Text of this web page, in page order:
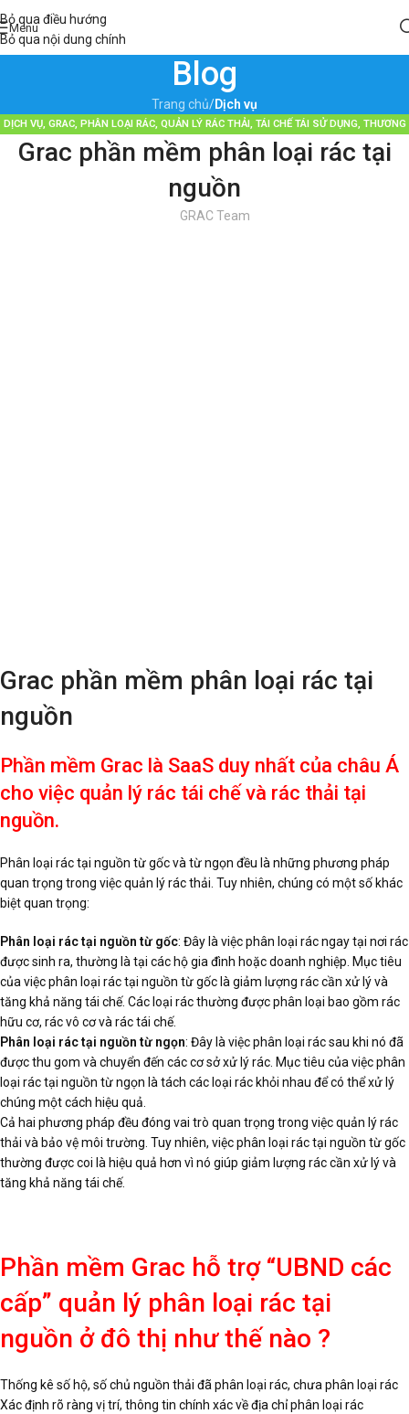
Bỏ qua điều hướng
Bỏ qua nội dung chính
Menu
Blog
Trang chủ/Dịch vụ
DỊCH VỤ, GRAC, PHÂN LOẠI RÁC, QUẢN LÝ RÁC THẢI, TÁI CHẾ TÁI SỬ DỤNG, THƯƠNG
HIỆU BỀN VỮNG
,TIN TỨC
Grac phần mềm phân loại rác tại
nguồn
GRAC Team
Grac phần mềm phân loại rác tại
nguồn
Phần mềm Grac là SaaS duy nhất của châu Á
cho việc quản lý rác tái chế và rác thải tại
nguồn.
Phân loại rác tại nguồn từ gốc và từ ngọn đều là những phương pháp
quan trọng trong việc quản lý rác thải. Tuy nhiên, chúng có một số khác
biệt quan trọng:
Phân loại rác tại nguồn từ gốc: Đây là việc phân loại rác ngay tại nơi rác
được sinh ra, thường là tại các hộ gia đình hoặc doanh nghiệp. Mục tiêu
của việc phân loại rác tại nguồn từ gốc là giảm lượng rác cần xử lý và
tăng khả năng tái chế. Các loại rác thường được phân loại bao gồm rác
hữu cơ, rác vô cơ và rác tái chế.
Phân loại rác tại nguồn từ ngọn: Đây là việc phân loại rác sau khi nó đã
được thu gom và chuyển đến các cơ sở xử lý rác. Mục tiêu của việc phân
loại rác tại nguồn từ ngọn là tách các loại rác khỏi nhau để có thể xử lý
chúng một cách hiệu quả.
Cả hai phương pháp đều đóng vai trò quan trọng trong việc quản lý rác
thải và bảo vệ môi trường. Tuy nhiên, việc phân loại rác tại nguồn từ gốc
thường được coi là hiệu quả hơn vì nó giúp giảm lượng rác cần xử lý và
tăng khả năng tái chế.
Phần mềm Grac hỗ trợ “UBND các
cấp” quản lý phân loại rác tại
nguồn ở đô thị như thế nào ?
Thống kê số hộ, số chủ nguồn thải đã phân loại rác, chưa phân loại rác
Xác định rõ ràng vị trí, thông tin chính xác về địa chỉ phân loại rác